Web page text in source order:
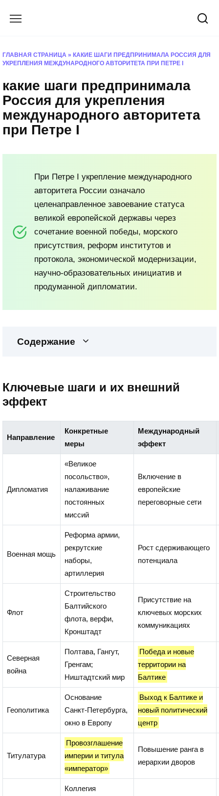
ГЛАВНАЯ СТРАНИЦА » КАКИЕ ШАГИ ПРЕДПРИНИМАЛА РОССИЯ ДЛЯ
УКРЕПЛЕНИЯ МЕЖДУНАРОДНОГО АВТОРИТЕТА ПРИ ПЕТРЕ I
какие шаги предпринимала
Россия для укрепления
международного авторитета
при Петре I
При Петре I укрепление международного
авторитета России означало
целенаправленное завоевание статуса
великой европейской державы через
сочетание военной победы, морского
присутствия, реформ институтов и
протокола, экономической модернизации,
научно-образовательных инициатив и
продуманной дипломатии.
Содержание
Ключевые шаги и их внешний
эффект
Направление
Конкретные
меры
Международный
эффект
Дипломатия
«Великое
посольство»,
налаживание
постоянных
миссий
Включение в
европейские
переговорные сети
Военная мощь
Реформа армии,
рекрутские
наборы,
артиллерия
Рост сдерживающего
потенциала
Флот
Строительство
Балтийского
флота, верфи,
Кронштадт
Присутствие на
ключевых морских
коммуникациях
Северная
война
Полтава, Гангут,
Гренгам;
Ништадтский мир
Победа и новые
территории на
Балтике
Геополитика
Основание
Санкт‑Петербурга,
окно в Европу
Выход к Балтике и
новый политический
центр
Титулатура
Провозглашение
империи и титула
«император»
Повышение ранга в
иерархии дворов
Коллегия